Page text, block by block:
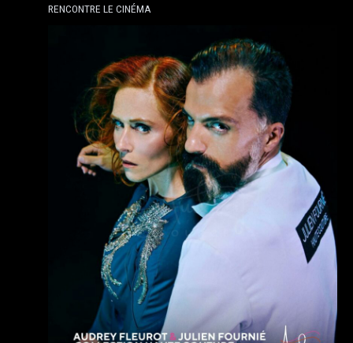
RENCONTRE LE CINÉMA